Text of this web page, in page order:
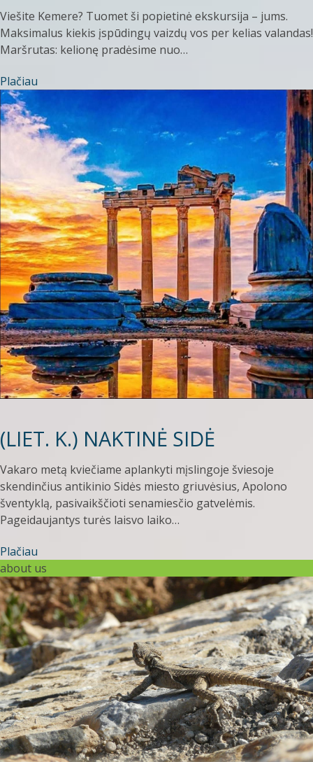
Viešite Kemere? Tuomet ši popietinė ekskursija – jums.
Maksimalus kiekis įspūdingų vaizdų vos per kelias valandas!
Maršrutas: kelionę pradėsime nuo…
Plačiau
(LIET. K.) NAKTINĖ SIDĖ
Vakaro metą kviečiame aplankyti mįslingoje šviesoje
skendinčius antikinio Sidės miesto griuvėsius, Apolono
šventyklą, pasivaikščioti senamiesčio gatvelėmis.
Pageidaujantys turės laisvo laiko…
Plačiau
about us